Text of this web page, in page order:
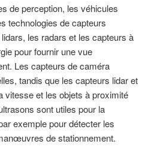
de perception, les véhicules
technologies de capteurs
les radars et les capteurs à
pour fournir une vue
Les capteurs de caméra
tandis que les capteurs lidar et
vitesse et les objets à proximité
sont utiles pour la
exemple pour détecter les
de stationnement.